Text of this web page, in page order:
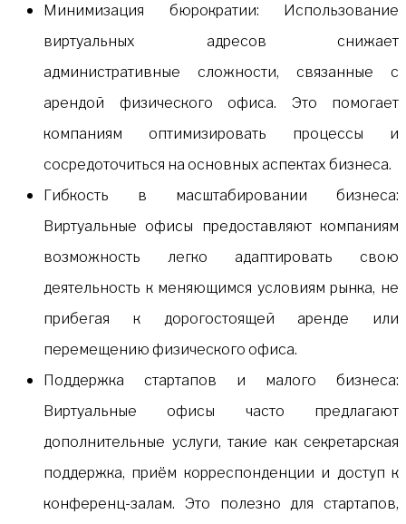
Минимизация бюрократии: Использование
виртуальных адресов снижает
административные сложности, связанные с
арендой физического офиса. Это помогает
компаниям оптимизировать процессы и
сосредоточиться на основных аспектах бизнеса.
Гибкость в масштабировании бизнеса:
Виртуальные офисы предоставляют компаниям
возможность легко адаптировать свою
деятельность к меняющимся условиям рынка, не
прибегая к дорогостоящей аренде или
перемещению физического офиса.
Поддержка стартапов и малого бизнеса:
Виртуальные офисы часто предлагают
дополнительные услуги, такие как секретарская
поддержка, приём корреспонденции и доступ к
конференц-залам. Это полезно для стартапов,